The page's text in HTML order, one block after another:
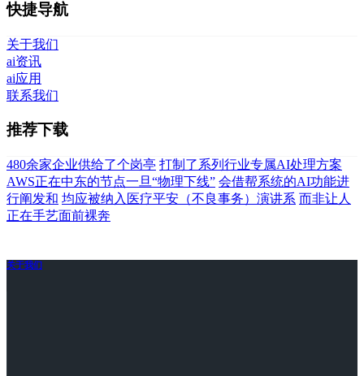
快捷导航
关于我们
ai资讯
ai应用
联系我们
推荐下载
480余家企业供给了个岗亭 打制了系列行业专属AI处理方案
AWS正在中东的节点一旦“物理下线” 会借帮系统的AI功能进
行阐发和 均应被纳入医疗平安（不良事务）演讲系 而非让人
正在手艺面前裸奔
关于我们